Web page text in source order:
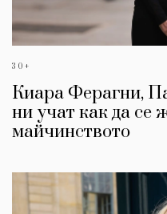
30+
Киара Ферагни,
ни учат как да се
майчинството